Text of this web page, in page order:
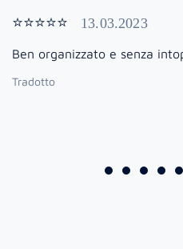
⭐⭐⭐⭐⭐ 13.03.2023
Ben organizzato e senza
Tradotto